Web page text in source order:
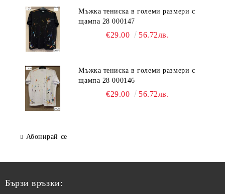
Мъжка тениска в големи размери с
щампа 28 000147
€29.00 56.72лв.
Мъжка тениска в големи размери с
щампа 28 000146
€29.00 56.72лв.
Абонирай се
Бързи връзки: